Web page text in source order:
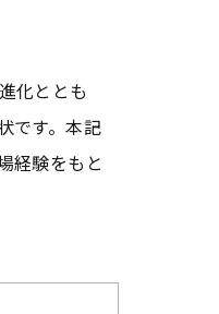
化ととも
です。本記
経験をもと